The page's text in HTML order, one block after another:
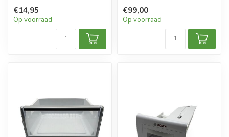
€14,95
Op voorraad
€99,00
Op voorraad